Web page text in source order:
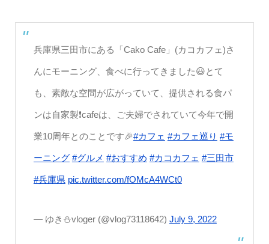
兵庫県三田市にある「Cako Cafe」(カコカフェ)さ
んにモーニング、食べに行ってきました😃とて
も、素敵な空間が広がっていて、提供される食パ
ンは自家製❗️cafeは、ご夫婦でされていて今年で開
業10周年とのことです🎉#カフェ #カフェ巡り #モ
ーニング #グルメ #おすすめ #カコカフェ #三田市
#兵庫県 pic.twitter.com/fOMcA4WCt0
— ゆき⛄️vloger (@vlog73118642) July 9, 2022